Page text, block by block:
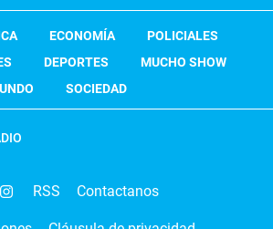
ECONOMÍA
POLICIALES
DEPORTES
MUCHO SHOW
SOCIEDAD
RSS Contactanos